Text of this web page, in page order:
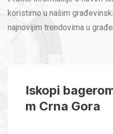
koristimo u našim
najnovijim trendovima u
Iskopi
m Crna Gora